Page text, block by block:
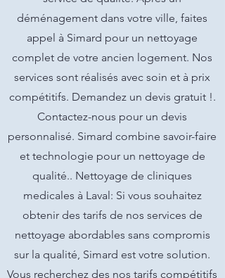
déménagement dans votre ville, faites
appel à Simard pour un nettoyage
complet de votre ancien logement. Nos
services sont réalisés avec soin et à prix
compétitifs. Demandez un devis gratuit !.
Contactez-nous pour un devis
personnalisé. Simard combine savoir-faire
et technologie pour un nettoyage de
qualité.. Nettoyage de cliniques
medicales à Laval: Si vous souhaitez
obtenir des tarifs de nos services de
nettoyage abordables sans compromis
sur la qualité, Simard est votre solution.
Vous recherchez des nos tarifs compétitifs